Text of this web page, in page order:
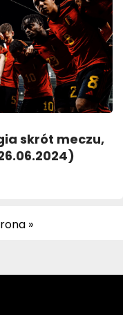
skrót meczu,
»